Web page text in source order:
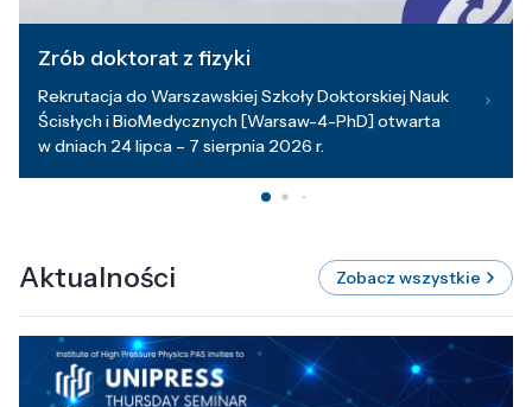
Zrób doktorat z fizyki
Rekrutacja do Warszawskiej Szkoły Doktorskiej Nauk
Ścisłych i BioMedycznych [Warsaw-4-PhD] otwarta
w dniach 24 lipca – 7 sierpnia 2026 r.
Aktualności Zobacz wszystkie